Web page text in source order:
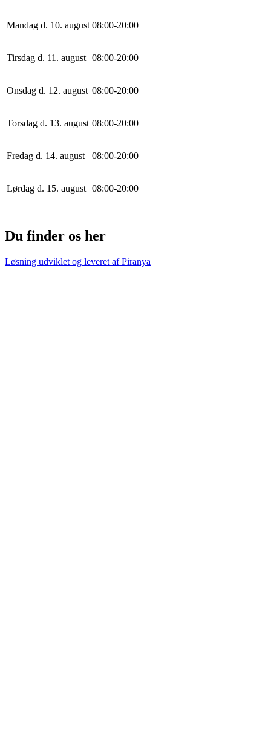
Mandag d. 10. august 08:00-20:00
Tirsdag d. 11. august 08:00-20:00
Onsdag d. 12. august 08:00-20:00
Torsdag d. 13. august 08:00-20:00
Fredag d. 14. august 08:00-20:00
Lørdag d. 15. august 08:00-20:00
Du finder os her
Løsning udviklet og leveret afPiranya